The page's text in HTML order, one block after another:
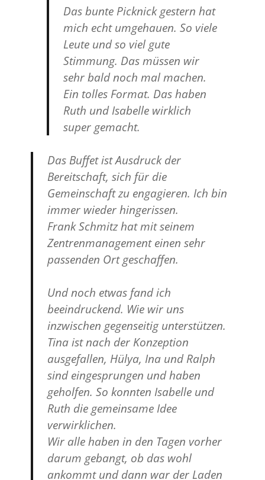
Das bunte Picknick gestern hat
mich echt umgehauen. So viele
Leute und so viel gute
Stimmung. Das müssen wir
sehr bald noch mal machen.
Ein tolles Format. Das haben
Ruth und Isabelle wirklich
super gemacht.
Das Buffet ist Ausdruck der
Bereitschaft, sich für die
Gemeinschaft zu engagieren. Ich bin
immer wieder hingerissen.
Frank Schmitz hat mit seinem
Zentrenmanagement einen sehr
passenden Ort geschaffen.
Und noch etwas fand ich
beeindruckend. Wie wir uns
inzwischen gegenseitig unterstützen.
Tina ist nach der Konzeption
ausgefallen, Hülya, Ina und Ralph
sind eingesprungen und haben
geholfen. So konnten Isabelle und
Ruth die gemeinsame Idee
verwirklichen.
Wir alle haben in den Tagen vorher
darum gebangt, ob das wohl
ankommt und dann war der Laden